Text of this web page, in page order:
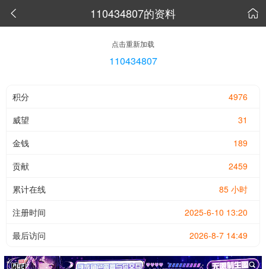
 110434807的资料 
点击重新加载
110434807
4976
积分
31
威望
189
金钱
2459
贡献
85 小时
累计在线
2025-6-10 13:20
注册时间
2026-8-7 14:49
最后访问